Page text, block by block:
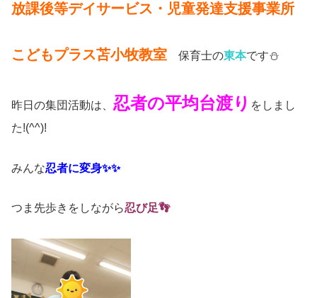
放課後等デイサービス・児童発達支援事業所
こどもプラス苫小牧教室 保育士の東本です⛄
昨日の集団活動は、 忍者の平均台渡り をしまし
た!(^^)!
みんな忍者に変身✨✨
つま先歩きをしながら忍び足👣